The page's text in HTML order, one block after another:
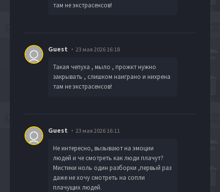
там не экстрасенсов!
Guest 23 мая 2026 16:18
Такая чепуха , мыло , прожкт нужно
закрывать , слишком наиграно и нихрена
там не экстрасенсов!
Guest 23 мая 2026 16:11
Не интересно, вызывают на эмоции
людей и че смотреть как люди плачут?
Мистики ноль один разборки ,первый раз
даже не хочу смотреть на сопли
плачущих людей.